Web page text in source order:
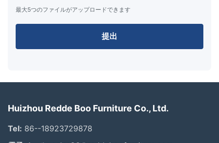
最大5つのファイルがアップロードできます
提出
Huizhou Redde Boo Furniture Co., Ltd.
Tel: 86--18923729878